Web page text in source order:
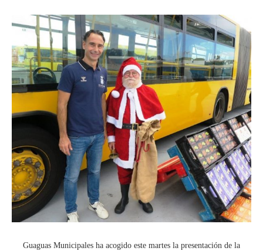
Guaguas Municipales ha acogido este martes la presentación de la